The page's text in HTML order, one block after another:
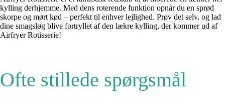
kylling derhjemme. Med dens roterende funktion opnår du en sprød
skorpe og mørt kød – perfekt til enhver lejlighed. Prøv det selv, og lad
dine smagsløg blive fortryllet af den lækre kylling, der kommer ud af
Airfryer Rotisserie!
Ofte stillede spørgsmål